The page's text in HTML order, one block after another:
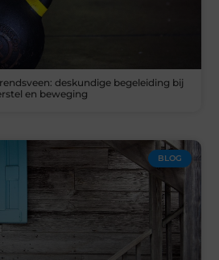
deskundige begeleiding bij
en beweging
BLOG